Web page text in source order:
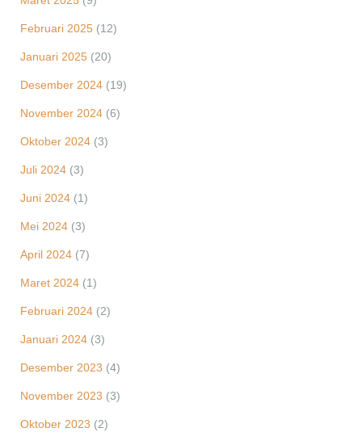
Februari 2025 (12)
Januari 2025 (20)
Desember 2024 (19)
November 2024 (6)
Oktober 2024 (3)
Juli 2024 (3)
Juni 2024 (1)
Mei 2024 (3)
April 2024 (7)
Maret 2024 (1)
Februari 2024 (2)
Januari 2024 (3)
Desember 2023 (4)
November 2023 (3)
Oktober 2023 (2)